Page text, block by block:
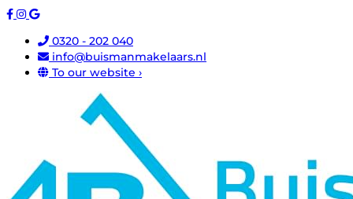
0320 - 202 040
info@buismanmakelaars.nl
To our website ›